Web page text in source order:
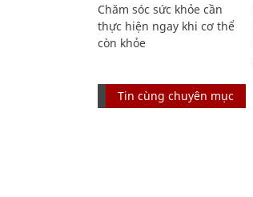
Chăm sóc sức khỏe cần
thực hiện ngay khi cơ thể
còn khỏe
Tin cùng chuyên mục